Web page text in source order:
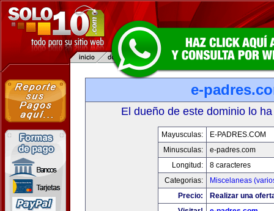
e-
El dueño de este dominio lo
Mayusculas:
E-PADRES.COM
Minusculas:
e-padres.com
Longitud:
8 caracteres
Categorias:
Miscelaneas
Precio:
Realizar una